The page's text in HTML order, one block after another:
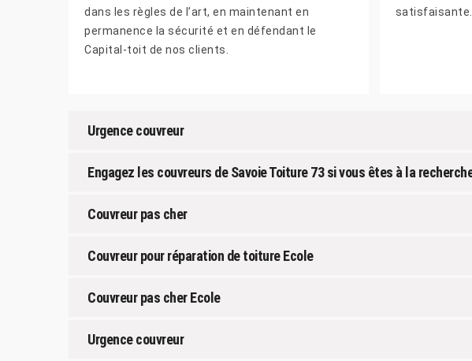
dans les règles de l’art, en maintenant en
permanence la sécurité et en défendant le
Capital-toit de nos clients.
satisfaisante.
Urgence couvreur
Engagez les couvreurs de Savoie Toiture 73 si vous êtes à la
Couvreur pas cher
Couvreur pour réparation de toiture Ecole
Couvreur pas cher Ecole
Urgence couvreur